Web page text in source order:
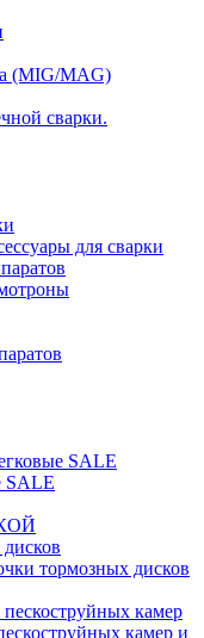
(MIG/MAG)
сварки.
для сварки
SALE
SALE
тормозных дисков
камер
камер и